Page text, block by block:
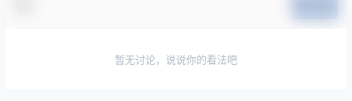
暂无讨论，说说你的看法吧